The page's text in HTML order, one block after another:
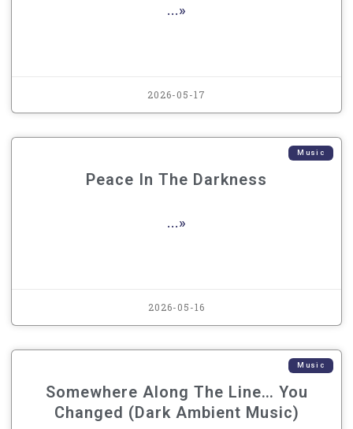
...»
2026-05-17
Music
Peace In The Darkness
...»
2026-05-16
Music
Somewhere Along The Line… You
Changed (Dark Ambient Music)